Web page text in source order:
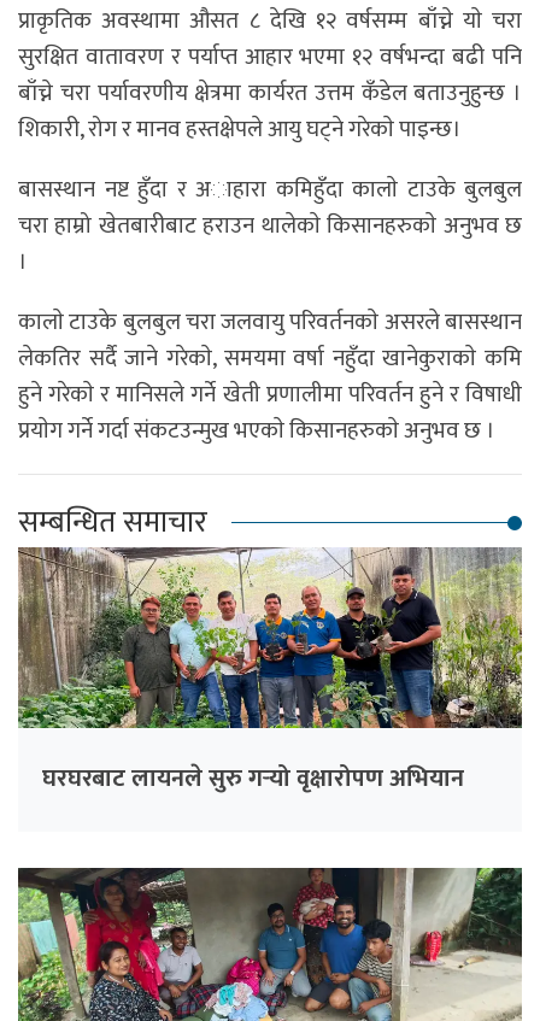
प्राकृतिक अवस्थामा औसत ८ देखि १२ वर्षसम्म बाँच्ने याे चरा
सुरक्षित वातावरण र पर्याप्त आहार भएमा १२ वर्षभन्दा बढी पनि
बाँच्ने चरा पर्यावरणीय क्षेत्रमा कार्यरत उत्तम कँडेल बताउनुहुन्छ ।
शिकारी, रोग र मानव हस्तक्षेपले आयु घट्ने गरेकाे पाइन्छ।
बासस्थान नष्ट हुँदा र अाहारा कमिहुँदा कालाे टाउके बुलबुल
चरा हाम्रो खेतबारीबाट हराउन थालेकाे किसानहरुकाे अनुभव छ
।
कालाे टाउके बुलबुल चरा जलवायु परिवर्तनकाे असरले बासस्थान
लेकतिर सर्दै जाने गरेकाे, समयमा वर्षा नहुँदा खानेकुराकाे कमि
हुने गरेकाे र मानिसले गर्ने खेती प्रणालीमा परिवर्तन हुने र विषाधी
प्रयाेग गर्ने गर्दा संकटउन्मुख भएकाे किसानहरुकाे अनुभव छ ।
सम्बन्धित समाचार
घरघरबाट लायनले सुरु गर्‍यो वृक्षारोपण अभियान